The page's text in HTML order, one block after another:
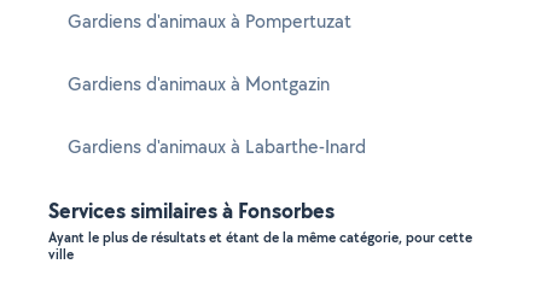
Gardiens d'animaux à Pompertuzat
Gardiens d'animaux à Montgazin
Gardiens d'animaux à Labarthe-Inard
Services similaires à Fonsorbes
Ayant le plus de résultats et étant de la même catégorie, pour cette
ville